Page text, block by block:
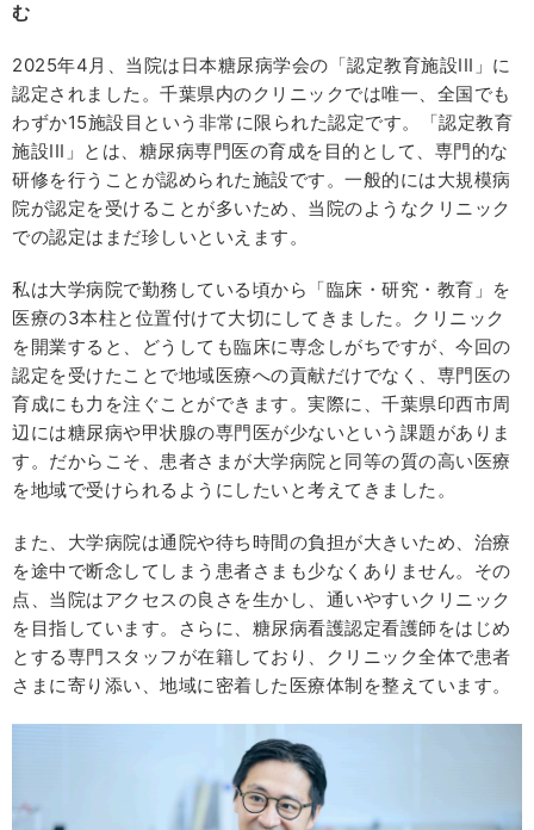
む
2025年4月、当院は日本糖尿病学会の「認定教育施設III」に
認定されました。千葉県内のクリニックでは唯一、全国でも
わずか15施設目という非常に限られた認定です。「認定教育
施設III」とは、糖尿病専門医の育成を目的として、専門的な
研修を行うことが認められた施設です。一般的には大規模病
院が認定を受けることが多いため、当院のようなクリニック
での認定はまだ珍しいといえます。
私は大学病院で勤務している頃から「臨床・研究・教育」を
医療の3本柱と位置付けて大切にしてきました。クリニック
を開業すると、どうしても臨床に専念しがちですが、今回の
認定を受けたことで地域医療への貢献だけでなく、専門医の
育成にも力を注ぐことができます。実際に、千葉県印西市周
辺には糖尿病や甲状腺の専門医が少ないという課題がありま
す。だからこそ、患者さまが大学病院と同等の質の高い医療
を地域で受けられるようにしたいと考えてきました。
また、大学病院は通院や待ち時間の負担が大きいため、治療
を途中で断念してしまう患者さまも少なくありません。その
点、当院はアクセスの良さを生かし、通いやすいクリニック
を目指しています。さらに、糖尿病看護認定看護師をはじめ
とする専門スタッフが在籍しており、クリニック全体で患者
さまに寄り添い、地域に密着した医療体制を整えています。